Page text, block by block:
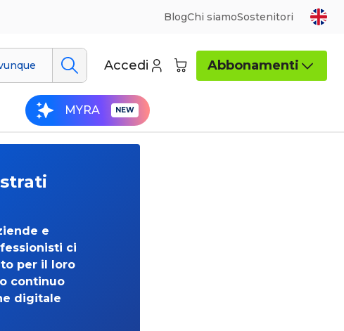
BlogChi siamoSostenitori
Accedi Abbonamenti
MYRA
e
ci
per il loro
continuo
digitale